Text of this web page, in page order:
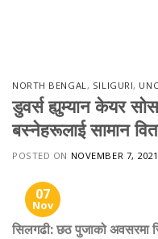
NORTH BENGAL, SILIGURI,
डुवर्स ह्युम्यान केयर
बस्नेहरूलाई सामान
POSTED ON NOVEMBER 7, 2021
07
Nov
सिलगढी:छठ पुजाको अवसरमा